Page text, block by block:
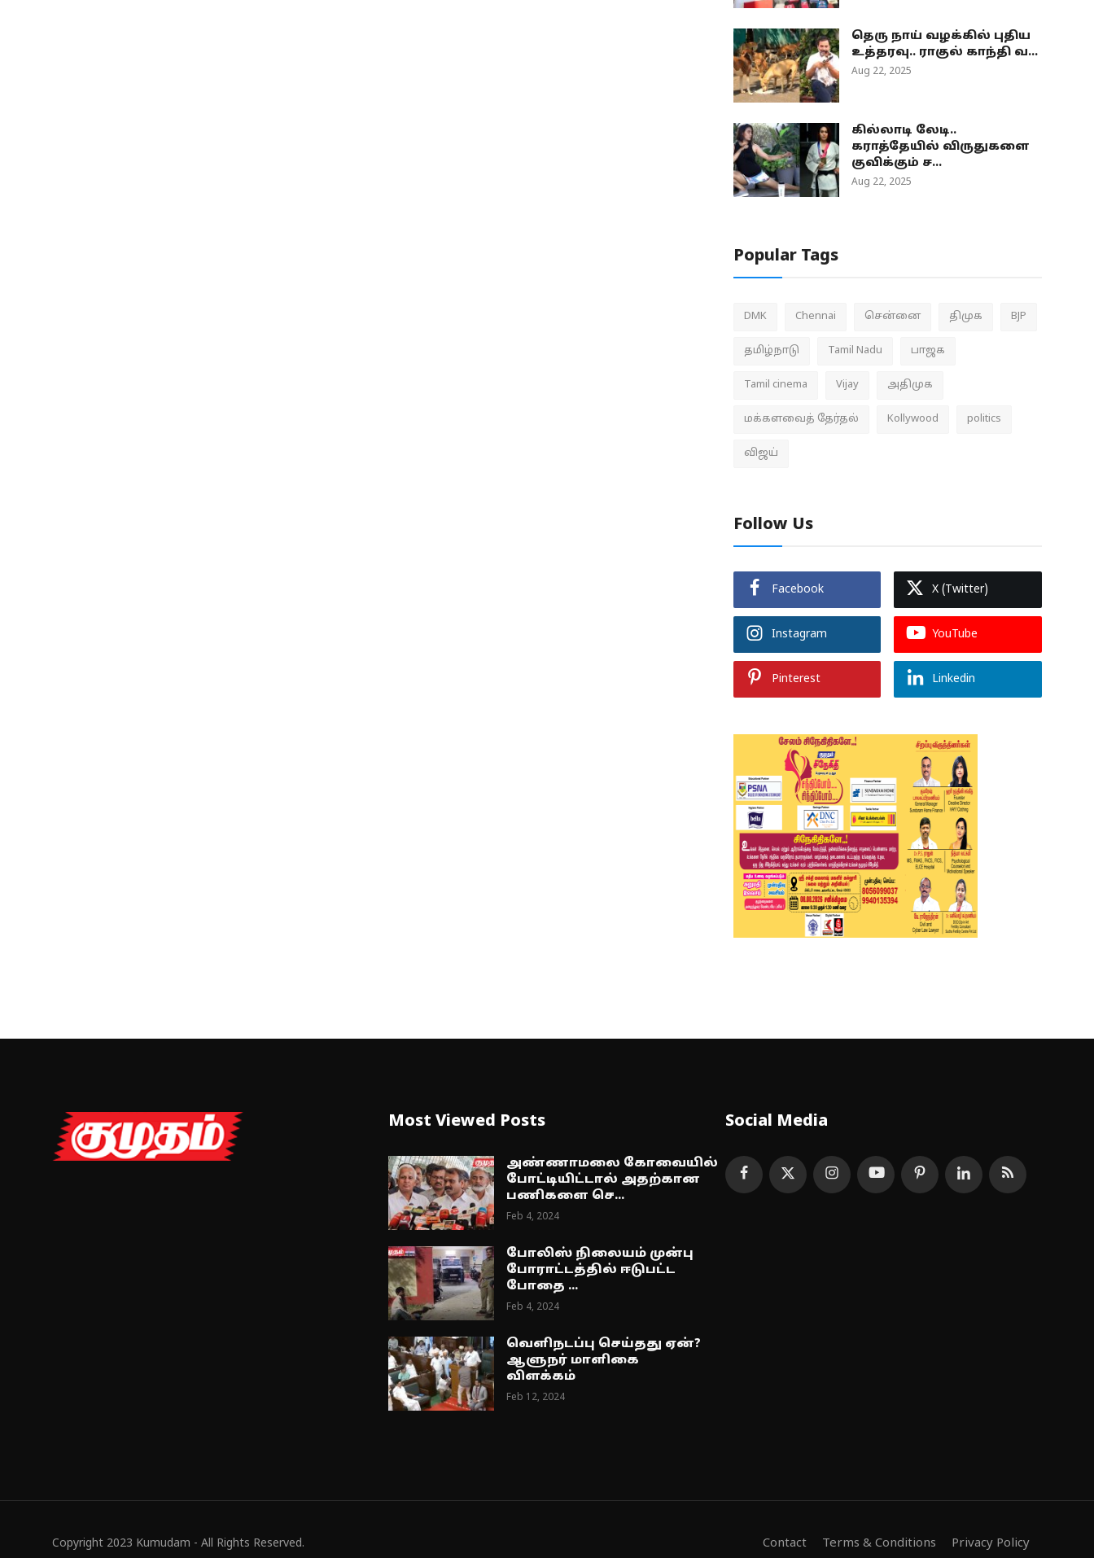
தெரு நாய் வழக்கில் புதிய
உத்தரவு.. ராகுல் காந்தி வ...
Aug 22, 2025
கில்லாடி லேடி..
கராத்தேயில் விருதுகளை
குவிக்கும் ச...
Aug 22, 2025
Popular Tags
DMK Chennai சென்னை திமுக BJP
தமிழ்நாடு Tamil Nadu பாஜக
Tamil cinema Vijay அதிமுக
மக்களவைத் தேர்தல் Kollywood politics
விஜய்
Follow Us
Facebook X (Twitter)
Instagram YouTube
Pinterest Linkedin
Most Viewed Posts
அண்ணாமலை கோவையில்
போட்டியிட்டால் அதற்கான
பணிகளை செ...
Feb 4, 2024
போலிஸ் நிலையம் முன்பு
போராட்டத்தில் ஈடுபட்ட
போதை ...
Feb 4, 2024
வெளிநடப்பு செய்தது ஏன்?
ஆளுநர் மாளிகை
விளக்கம்
Feb 12, 2024
Social Media
Copyright 2023 Kumudam - All Rights Reserved. Contact Terms & Conditions Privacy Policy